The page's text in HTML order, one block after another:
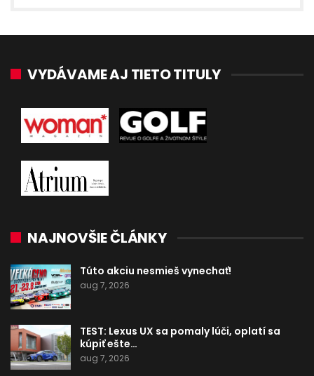
VYDÁVAME AJ TIETO TITULY
NAJNOVŠIE ČLÁNKY
Túto akciu nesmieš vynechať!
aug 7, 2026
TEST: Lexus UX sa pomaly lúči, oplatí sa
kúpiť ešte…
aug 7, 2026